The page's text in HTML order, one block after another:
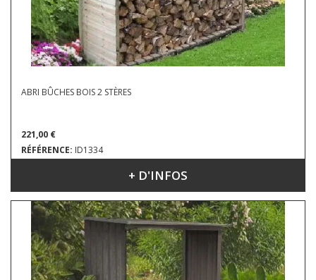
ABRI BÛCHES BOIS 2 STÈRES
221,00 €
RÉFÉRENCE: ID1334
DIMENSIONS : 1.88 X 0.80 M+ D'INFOS